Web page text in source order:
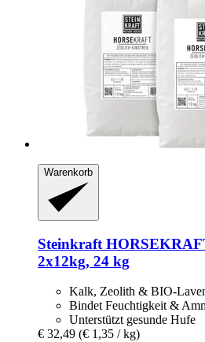
Warenkorb
Steinkraft
2x12kg, 24 kg
Kalk, Zeolith & BIO-
Bindet Feuchtigkeit &
Unterstützt gesunde Hufe
€ 32,49 (€ 1,35 / kg)